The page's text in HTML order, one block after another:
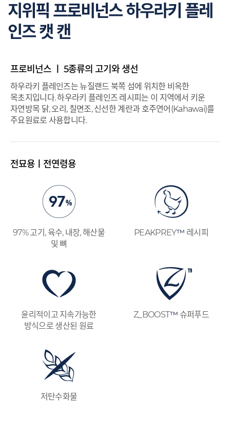
지위픽 프로비넌스 하우라키 플레
인즈 캣 캔
프로비넌스 ㅣ 5종류의 고기와 생선
하우라키 플레인즈는 뉴질랜드 북쪽 섬에 위치한 비옥한
목초지입니다. 하우라키 플레인즈 레시피는 이 지역에서 키운
자연방목 닭, 오리, 칠면조, 신선한 계란과 호주연어(Kahawai)를
주요원료로 사용합니다.
전묘용ㅣ전연령용
97% 고기, 육수, 내장, 해산물
및 뼈
PEAKPREY™ 레시피
윤리적이고 지속가능한
방식으로 생산된 원료
Z_BOOST™ 슈퍼푸드
저탄수화물